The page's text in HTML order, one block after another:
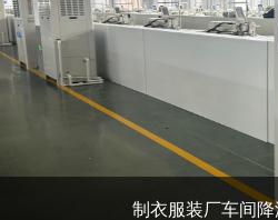
制衣服装厂车间